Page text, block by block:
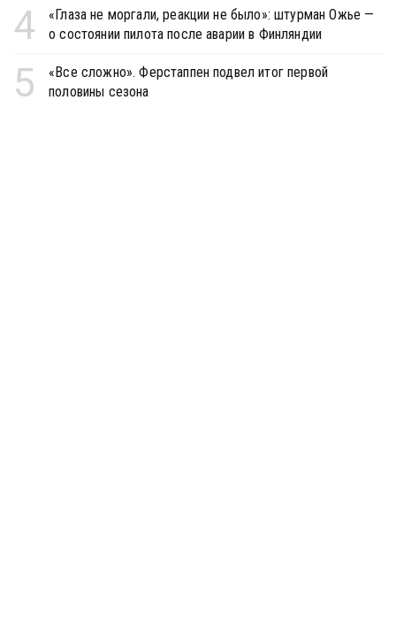
4
«Глаза не моргали, реакции не было»: штурман Ожье —
о состоянии пилота после аварии в Финляндии
5
«Все сложно». Ферстаппен подвел итог первой
половины сезона